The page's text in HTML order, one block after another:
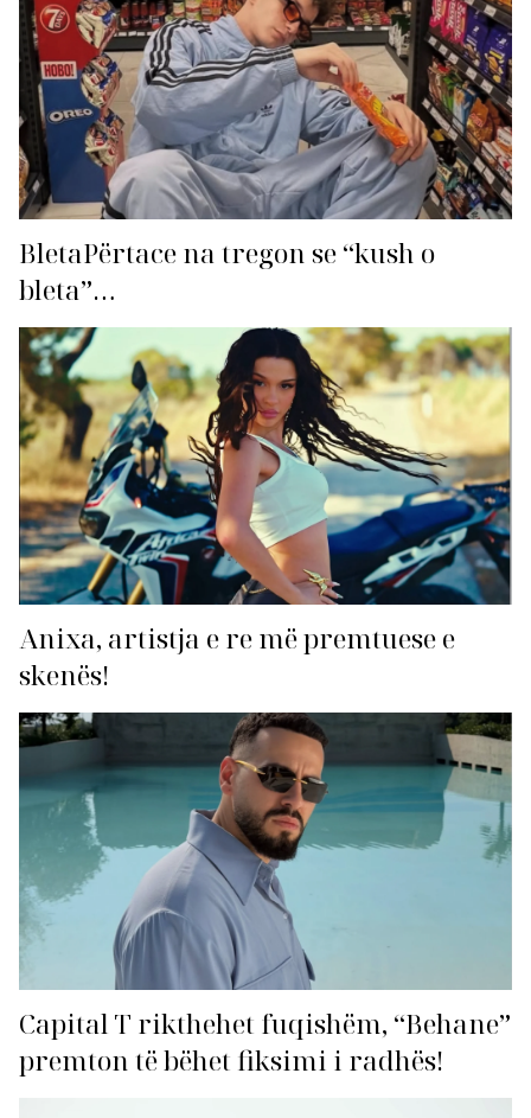
BletaPërtace na tregon se “kush o
bleta”…
Anixa, artistja e re më premtuese e
skenës!
Capital T rikthehet fuqishëm, “Behane”
premton të bëhet fiksimi i radhës!